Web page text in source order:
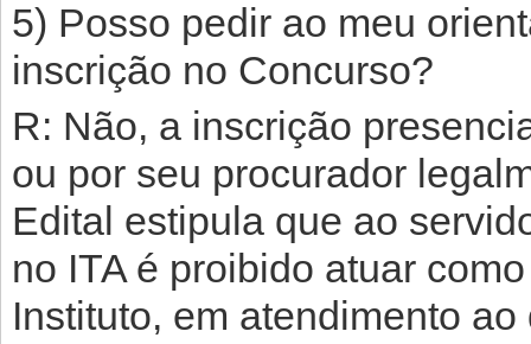
5) Posso pedir ao meu
inscrição no Concurso?
R: Não, a inscrição
ou por seu procurador
Edital estipula que ao
no ITA é proibido atuar
Instituto, em atendimento